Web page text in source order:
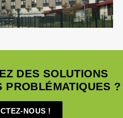
DES SOLUTIONS
PROBLÉMATIQUES ?
NOUS !